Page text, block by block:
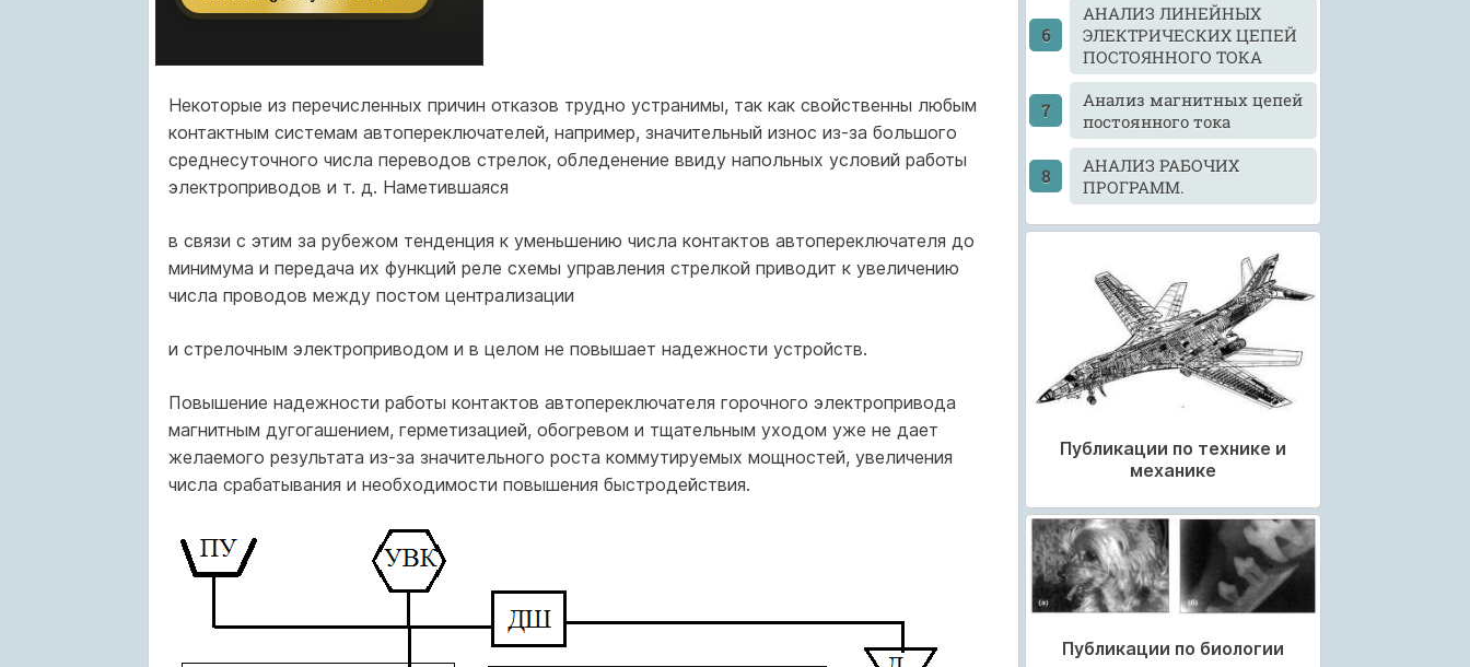
Некоторые из перечисленных причин отказов трудно устранимы, так как свойственны любым
контактным системам автопереключателей, например, значительный износ из-за большого
среднесуточного числа переводов стрелок, обледенение ввиду напольных условий работы
электроприводов и т. д. Наметившаяся
в связи с этим за рубежом тенденция к уменьшению числа контактов автопереключателя до
минимума и передача их функций реле схемы управления стрелкой приводит к увеличению
числа проводов между постом централизации
и стрелочным электроприводом и в целом не повышает надежности устройств.
Повышение надежности работы контактов автопереключателя горочного электропривода
магнитным дугогашением, герметизацией, обогревом и тщательным уходом уже не дает
желаемого результата из-за значительного роста коммутируемых мощностей, увеличения
числа срабатывания и необходимости повышения быстродействия.
АНАЛИЗ ЛИНЕЙНЫХ
ЭЛЕКТРИЧЕСКИХ ЦЕПЕЙ
ПОСТОЯННОГО ТОКА
Анализ магнитных цепей
постоянного тока
АНАЛИЗ РАБОЧИХ
ПРОГРАММ.
Публикации по технике и
механике
Публикации по биологии